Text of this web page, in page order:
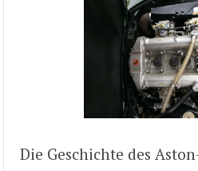
Die Geschichte des